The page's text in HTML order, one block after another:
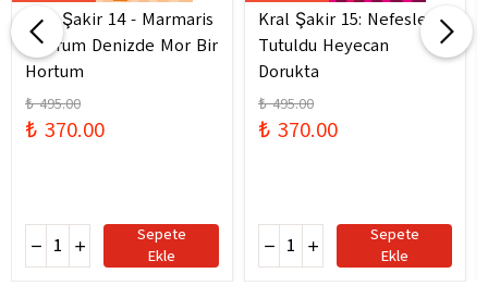
Kral Şakir 14 - Marmaris
Bodrum Denizde Mor Bir
Hortum
₺ 495.00
₺ 370.00
Sepete
Ekle
Kral Şakir 15: Nefesler
Tutuldu Heyecan
Dorukta
₺ 495.00
₺ 370.00
Sepete
Ekle